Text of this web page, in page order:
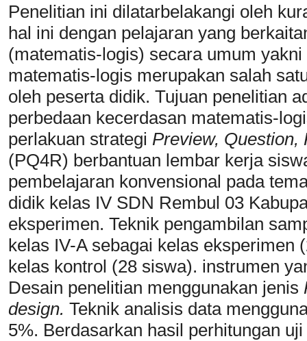
Penelitian ini dilatarbelakangi oleh
hal ini dengan pelajaran yang
(matematis-logis) secara umum
matematis-logis merupakan salah
oleh peserta didik. Tujuan penelitian
perbedaan kecerdasan matematis-
perlakuan strategi Preview, Question,
(PQ4R) berbantuan lembar kerja
pembelajaran konvensional pada
didik kelas IV SDN Rembul 03
eksperimen. Teknik pengambilan
kelas IV-A sebagai kelas eksperimen
kelas kontrol (28 siswa). instrumen
Desain penelitian menggunakan jenis
design. Teknik analisis data
5%. Berdasarkan hasil perhitungan